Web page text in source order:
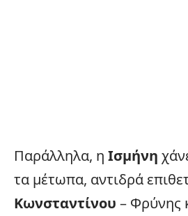
Παράλληλα, η Ισμήνη
τα μέτωπα, αντιδρά
Κωνσταντίνου – Φρύνης